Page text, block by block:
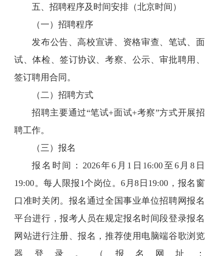
五、招聘程序及时间安排（北京时间）
（一）招聘程序
发布公告、高校宣讲、资格审查、笔试、面
试、体检、签订协议、考察、公示、审批聘用、
签订聘用合同。
（二）招聘方式
招聘主要通过“笔试+面试+考察”方式开展招
聘工作。
（三）报名
报名时间：2026年6月1日16:00至6月8日
19:00。每人限报1个岗位。6月8日19:00，报名窗
口准时关闭。报名通过全国事业单位招聘网报名
平台进行，报考人员在规定报名时间段登录报名
网站进行注册、报名，推荐使用电脑端谷歌浏览
器登录。（报名网址：